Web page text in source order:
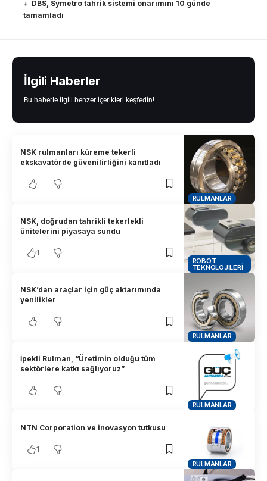
DBS, Symetro tahrik sistemi onarımını 10 günde
tamamladı
İlgili Haberler
Bu haberle ilgili benzer içerikleri keşfedin!
RULMANLAR
NSK rulmanları küreme tekerli
ekskavatörde güvenilirliğini kanıtladı
ROBOT
TEKNOLOJILERI
NSK, doğrudan tahrikli tekerlekli
ünitelerini piyasaya sundu
1
RULMANLAR
NSK’dan araçlar için güç aktarımında
yenilikler
RULMANLAR
İpekli Rulman, “Üretimin olduğu tüm
sektörlere katkı sağlıyoruz”
RULMANLAR
NTN Corporation ve inovasyon tutkusu
1